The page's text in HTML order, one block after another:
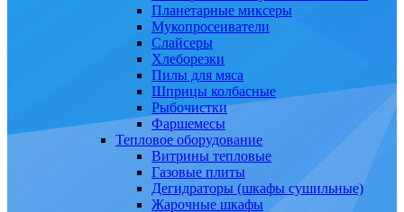
Планетарные миксеры
Мукопросеиватели
Слайсеры
Хлеборезки
Пилы для мяса
Шприцы колбасные
Рыбочистки
Фаршемесы
Тепловое оборудование
Витрины тепловые
Газовые плиты
Дегидраторы (шкафы сушильные)
Жарочные шкафы